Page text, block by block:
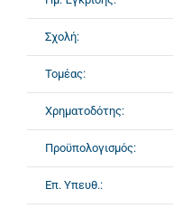
Σχολή:
Τομέας:
Χρηματοδότης:
Προϋπολογισμός:
Επ. Υπευθ.: